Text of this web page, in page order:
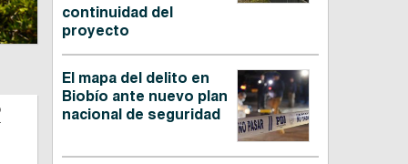
continuidad del
proyecto
El mapa del delito en
Biobío ante nuevo plan
nacional de seguridad